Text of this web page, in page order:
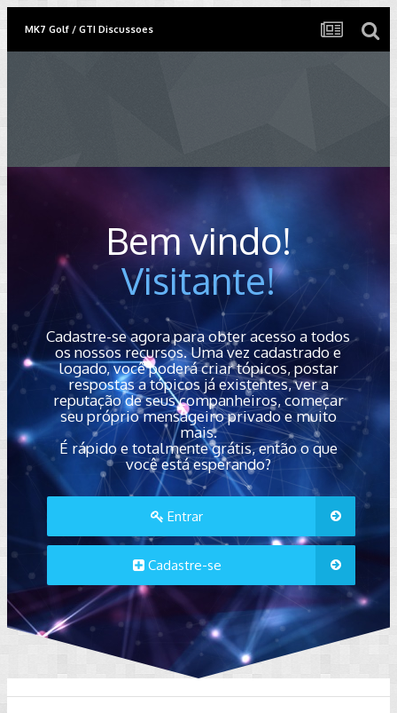
MK7 Golf / GTI Discussoes
Bem vindo!
Visitante!
Cadastre-se agora para obter acesso a todos
os nossos recursos. Uma vez cadastrado e
logado, você poderá criar tópicos, postar
respostas a tópicos já existentes, ver a
reputação de seus companheiros, começar
seu próprio mensageiro privado e muito
mais.
É rápido e totalmente grátis, então o que
você está esperando?
Entrar
Cadastre-se